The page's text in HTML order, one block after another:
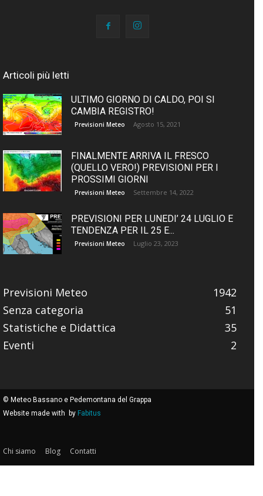
Articoli più letti
ULTIMO GIORNO DI CALDO, POI SI
CAMBIA REGISTRO!
Previsioni Meteo Agosto 15, 2021
FINALMENTE ARRIVA IL FRESCO
(QUELLO VERO!) PREVISIONI PER I
PROSSIMI GIORNI
Previsioni Meteo Settembre 14, 2022
PREVISIONI PER LUNEDI’ 24 LUGLIO E
TENDENZA PER IL 25 E...
Previsioni Meteo Luglio 23, 2023
Previsioni Meteo
1942
Senza categoria
51
Statistiche e Didattica
35
Eventi
2
© Meteo Bassano e Pedemontana del Grappa
Website made with
by Fabitus
Chi siamo Blog Contatti